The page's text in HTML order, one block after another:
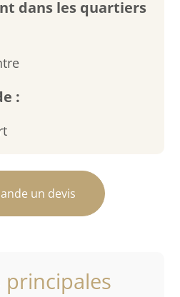
dans les quartiers
:
un devis
principales